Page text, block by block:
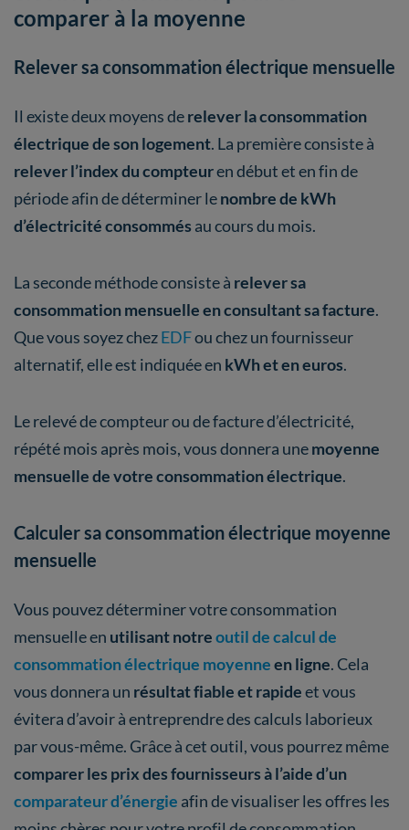
comparer à la moyenne
Relever sa consommation électrique mensuelle
Il existe deux moyens derelever la consommation
électrique de son logement. La première consiste à
relever l’index du compteuren début et en fin de
période afin de déterminer lenombre de kWh
d’électricité consommés au cours du mois.
La seconde méthode consiste à relever sa
consommation mensuelle en consultant sa facture.
Que vous soyez chezEDFou chez un fournisseur
alternatif, elle est indiquée en kWh et en euros.
Le relevé de compteur ou de facture d’électricité,
répété mois après mois, vous donnera unemoyenne
mensuelle de votre consommation électrique.
Calculer sa consommation électrique moyenne
mensuelle
Vous pouvez déterminer votre consommation
mensuelle en utilisant notreoutil de calcul de
consommation électrique moyenneen ligne. Cela
vous donnera un résultat fiable et rapideet vous
évitera d’avoir à entreprendre des calculs laborieux
par vous-même. Grâce à cet outil, vous pourrez même
comparer les prix des fournisseurs à l’aide d’un
comparateur d’énergie afin de visualiser les offres les